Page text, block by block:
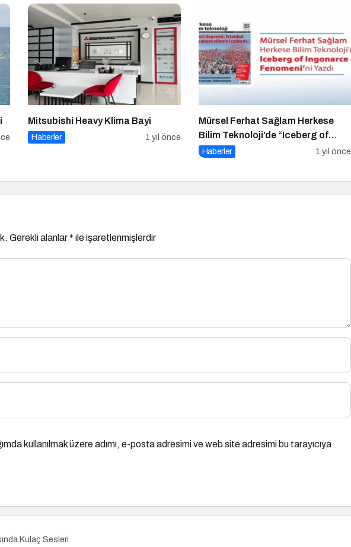
Mitsubishi Heavy Klima Bayi
Haberler 1 yıl önce
Mürsel Ferhat Sağlam Herkese
Bilim Teknoloji’de “Iceberg of
Ingonarce Fenomeni”ni Yazdı
Haberler 1 yıl önce
Gerekli alanlar* ile işaretlenmişlerdir
kullanılmak üzere adımı, e-posta adresimi ve web site adresimi bu tarayıcıya
Kulaç Sesleri